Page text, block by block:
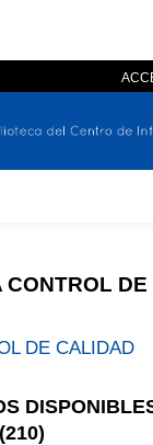
En el catálogo
CONTROL
DE CALIDAD
210)